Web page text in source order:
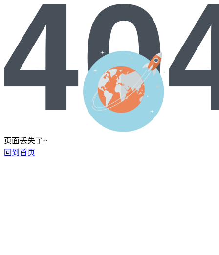
页面丢失了~
回到首页